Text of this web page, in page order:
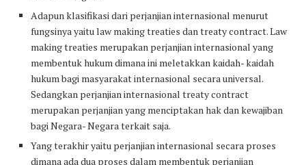
Adapun klasifikasi dari perjanjian internasional menurut
fungsinya yaitu law making treaties dan treaty contract. Law
making treaties merupakan perjanjian internasional yang
membentuk hukum dimana ini meletakkan kaidah- kaidah
hukum bagi masyarakat internasional secara universal.
Sedangkan perjanjian internasional treaty contract
merupakan perjanjian yang menciptakan hak dan kewajiban
bagi Negara- Negara terkait saja.
Yang terakhir yaitu perjanjian internasional secara proses
dimana ada dua proses dalam membentuk perjanjian